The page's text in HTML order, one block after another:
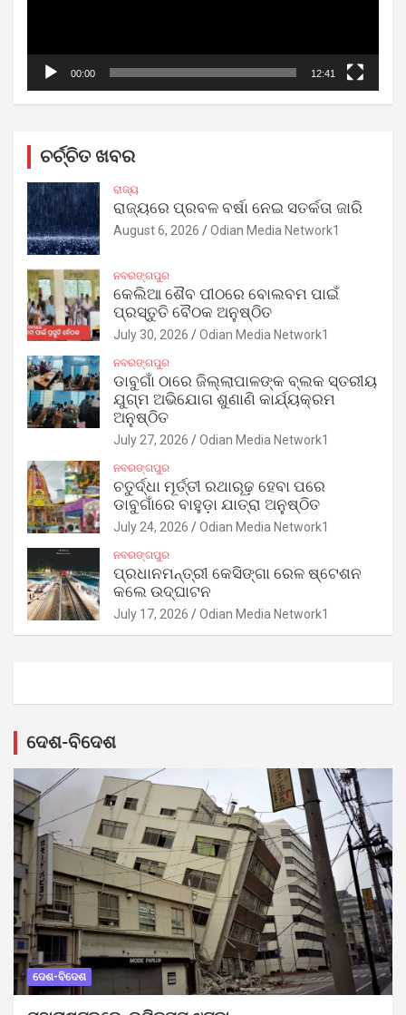
00:00 12:41
ଚର୍ଚ୍ଚିତ ଖବର
ରାଜ୍ୟ
ରାଜ୍ୟରେ ପ୍ରବଳ ବର୍ଷା ନେଇ ସତର୍କତା ଜାରି
August 6, 2026 Odian Media Network1
ନବରଙ୍ଗପୁର
କେଲିଆ ଶୈବ ପୀଠରେ ବୋଲବମ ପାଇଁ
ପ୍ରସ୍ତୁତି ବୈଠକ ଅନୁଷ୍ଠିତ
July 30, 2026 Odian Media Network1
ନବରଙ୍ଗପୁର
ଡାବୁଗାଁ ଠାରେ ଜିଲ୍ଲାପାଳଙ୍କ ବ୍ଲକ ସ୍ତରୀୟ
ଯୁଗ୍ମ ଅଭିଯୋଗ ଶୁଣାଣି କାର୍ଯ୍ୟକ୍ରମ
ଅନୁଷ୍ଠିତ
July 27, 2026 Odian Media Network1
ନବରଙ୍ଗପୁର
ଚତୁର୍ଦ୍ଧା ମୂର୍ତ୍ତୀ ରଥାରୂଢ଼ ହେବା ପରେ
ଡାବୁଗାଁରେ ବାହୁଡ଼ା ଯାତ୍ରା ଅନୁଷ୍ଠିତ
July 24, 2026 Odian Media Network1
ନବରଙ୍ଗପୁର
ପ୍ରଧାନମନ୍ତ୍ରୀ କେସିଙ୍ଗା ରେଳ ଷ୍ଟେଶନ
କଲେ ଉଦ୍‌ଘାଟନ
July 17, 2026 Odian Media Network1
ଦେଶ-ବିଦେଶ
ଦେଶ-ବିଦେଶ